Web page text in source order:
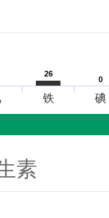
26
26
0
0
铁 碘
素